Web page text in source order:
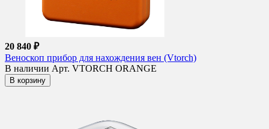
20 840 ₽
Веноскоп прибор для нахождения вен (Vtorch)
В наличии Арт. VTORCH ORANGE
В корзину